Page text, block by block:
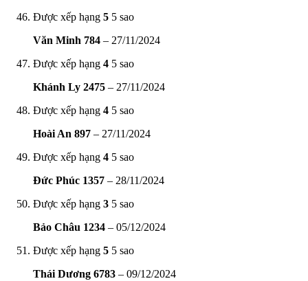
Được xếp hạng 5 5 sao
Văn Minh 784 – 27/11/2024
Được xếp hạng 4 5 sao
Khánh Ly 2475 – 27/11/2024
Được xếp hạng 4 5 sao
Hoài An 897 – 27/11/2024
Được xếp hạng 4 5 sao
Đức Phúc 1357 – 28/11/2024
Được xếp hạng 3 5 sao
Bảo Châu 1234 – 05/12/2024
Được xếp hạng 5 5 sao
Thái Dương 6783 – 09/12/2024